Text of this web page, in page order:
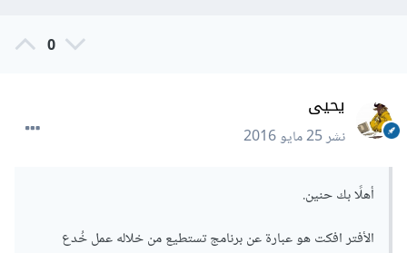
0
يحيى
نشر25 مايو 2016
أهلًا بك حنين.
الأفتر افكت هو عبارة عن برنامج تستطيع من خلاله عمل خُدع